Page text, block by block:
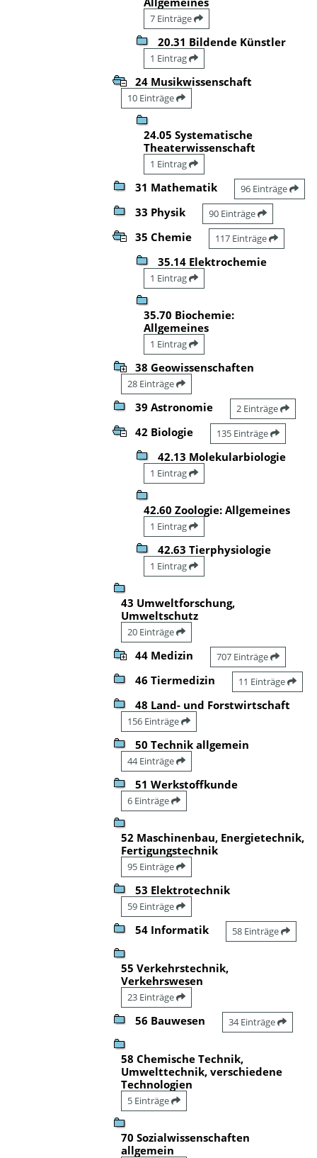
7 Einträge
20.31 Bildende Künstler
1 Eintrag
24 Musikwissenschaft
10 Einträge
24.05 Systematische
Theaterwissenschaft
1 Eintrag
31 Mathematik 96 Einträge
33 Physik 90 Einträge
35 Chemie 117 Einträge
35.14 Elektrochemie
1 Eintrag
35.70 Biochemie:
Allgemeines
1 Eintrag
38 Geowissenschaften
28 Einträge
39 Astronomie 2 Einträge
42 Biologie 135 Einträge
42.13 Molekularbiologie
1 Eintrag
42.60 Zoologie: Allgemeines
1 Eintrag
42.63 Tierphysiologie
1 Eintrag
43 Umweltforschung,
Umweltschutz
20 Einträge
44 Medizin 707 Einträge
46 Tiermedizin 11 Einträge
48 Land- und Forstwirtschaft
156 Einträge
50 Technik allgemein
44 Einträge
51 Werkstoffkunde
6 Einträge
52 Maschinenbau, Energietechnik,
Fertigungstechnik
95 Einträge
53 Elektrotechnik
59 Einträge
54 Informatik 58 Einträge
55 Verkehrstechnik,
Verkehrswesen
23 Einträge
56 Bauwesen 34 Einträge
58 Chemische Technik,
Umwelttechnik, verschiedene
Technologien
5 Einträge
70 Sozialwissenschaften
allgemein